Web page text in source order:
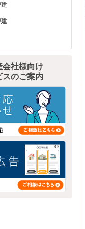
建
建
会社様向け
スのご案内